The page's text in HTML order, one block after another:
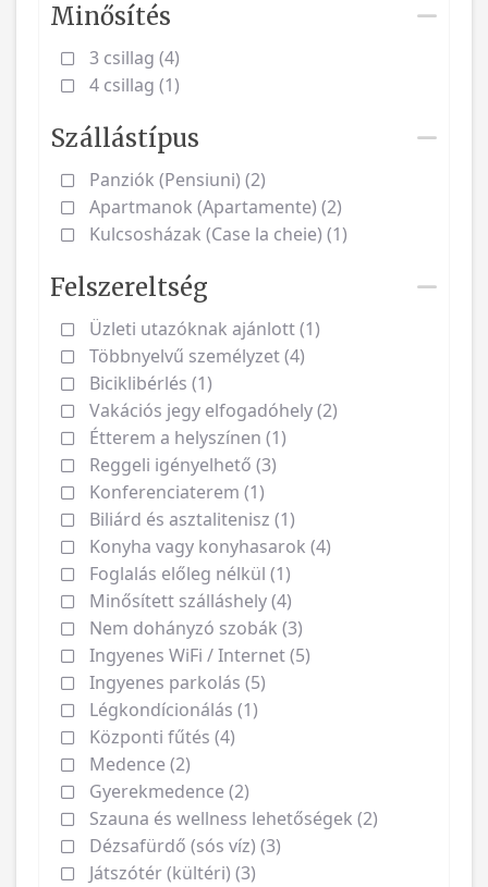
Minősítés
3 csillag (4)
4 csillag (1)
Szállástípus
Panziók (Pensiuni) (2)
Apartmanok (Apartamente) (2)
Kulcsosházak (Case la cheie) (1)
Felszereltség
Üzleti utazóknak ajánlott (1)
Többnyelvű személyzet (4)
Biciklibérlés (1)
Vakációs jegy elfogadóhely (2)
Étterem a helyszínen (1)
Reggeli igényelhető (3)
Konferenciaterem (1)
Biliárd és asztalitenisz (1)
Konyha vagy konyhasarok (4)
Foglalás előleg nélkül (1)
Minősített szálláshely (4)
Nem dohányzó szobák (3)
Ingyenes WiFi / Internet (5)
Ingyenes parkolás (5)
Légkondícionálás (1)
Központi fűtés (4)
Medence (2)
Gyerekmedence (2)
Szauna és wellness lehetőségek (2)
Dézsafürdő (sós víz) (3)
Játszótér (kültéri) (3)